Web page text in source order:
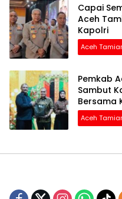
Capai
Aceh
Kapolri
Aceh
Pemkab
Sambut
Bersama
Aceh